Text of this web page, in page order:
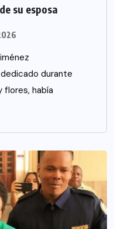
su esposa
durante
flores, había